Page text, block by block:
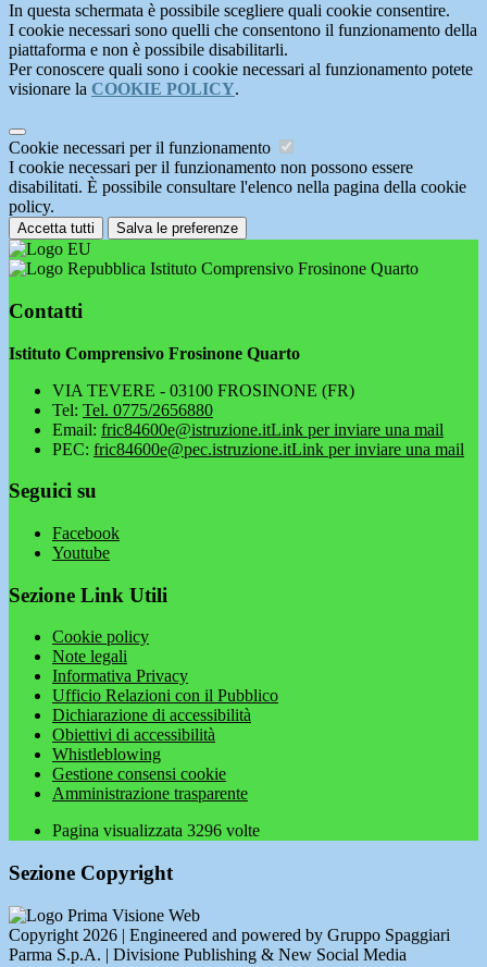
In questa schermata è possibile scegliere quali cookie consentire.
I cookie necessari sono quelli che consentono il funzionamento della
piattaforma e non è possibile disabilitarli.
Per conoscere quali sono i cookie necessari al funzionamento potete
visionare la COOKIE POLICY.
Cookie necessari per il funzionamento
I cookie necessari per il funzionamento non possono essere
disabilitati. È possibile consultare l'elenco nella pagina della cookie
policy.
Accetta tutti Salva le preferenze
Istituto Comprensivo Frosinone Quarto
Contatti
Istituto Comprensivo Frosinone Quarto
VIA TEVERE - 03100 FROSINONE (FR)
Tel: Tel. 0775/2656880
Email: fric84600e@istruzione.itLink per inviare una mail
PEC: fric84600e@pec.istruzione.itLink per inviare una mail
Seguici su
Facebook
Youtube
Sezione Link Utili
Cookie policy
Note legali
Informativa Privacy
Ufficio Relazioni con il Pubblico
Dichiarazione di accessibilità
Obiettivi di accessibilità
Whistleblowing
Gestione consensi cookie
Amministrazione trasparente
Pagina visualizzata 3296 volte
Sezione Copyright
Copyright 2026 | Engineered and powered by Gruppo Spaggiari
Parma S.p.A. | Divisione Publishing & New Social Media